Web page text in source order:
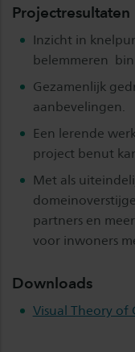
Projectresultaten
Inzicht in
belemmeren
Gezamenlijk
aanbevelingen.
Een lerende
project benut
Met als
partners en
voor inwoners
Downloads
Visual Theory of